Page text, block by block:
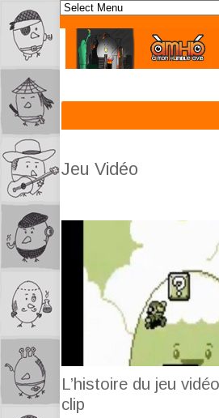
Jeu Vidéo
L’histoire du jeu
clip